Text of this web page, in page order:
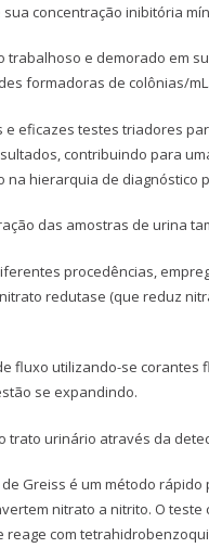
concentração inibitória
trabalhoso e demorado em
formadoras de colônias/mL.
eficazes testes triadores
contribuindo para
hierarquia de diagnóstico
das amostras de urina
procedências,
redutase (que reduz
fluxo utilizando-se
se expandindo.
trato urinário através da
Greiss é um método
nitrato a nitrito. O
reage com